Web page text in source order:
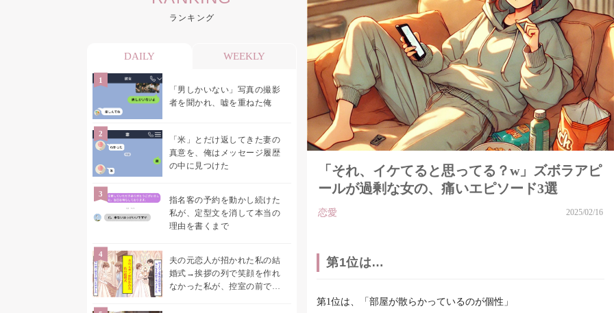
トレンド ワード
ランキング
DAILY WEEKLY
「男しかいない」写真の撮影
者を聞かれ、嘘を重ねた俺
「米」とだけ返してきた妻の
真意を、俺はメッセージ履歴
の中に見つけた
指名客の予約を動かし続けた
私が、定型文を消して本当の
理由を書くまで
夫の元恋人が招かれた私の結
婚式→挨拶の列で笑顔を作れ
なかった私が、控室の前で彼
「それ、イケてると思ってる？w」ズボラアピ
ールが過剰な女の、痛いエピソード3選
恋愛 2025/02/16
第1位は…
第1位は、「部屋が散らかっているのが個性」